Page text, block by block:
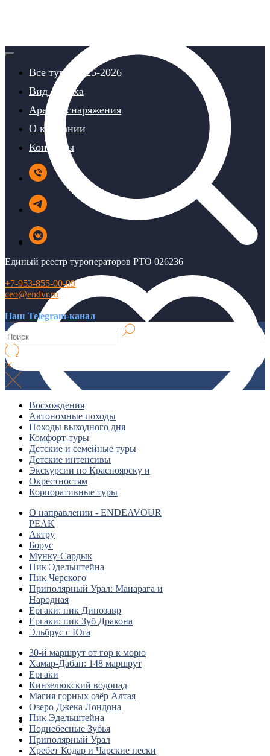
Все туры 2025-2026
Вид отдыха
Аренда снаряжения
О компании
Контакты
Единый реестр туроператоров РТО 026236
+7-953-855-00-09
ceo@endvr.ru
Наш Telegram-канал
Восхождения
Автономные походы
Походы выходного дня
Комфорт-туры
Детские и семейные туры
Детские интенсивы
Экскурсии по Красноярску и
Окрестностям
Корпоративные туры
О направлении - ENDEAVOUR
PEAK
Актру
Борус
Мунку-Сардык
Пик Эдельштейна
Пик Черского
Приполярный Урал: Манарага и
Народная
Ергаки: пик Динозавр
Ергаки: пик Зуб Дракона
Эльбрус с Юга
30-й маршрут от гор к морю
Хамар-Дабан: 148 маршрут
Ергаки
Кинзелюкский водопад
Магия горных озёр Алтая
Озеро Джека Лондона
Пик Эдельштейна
Поднебесные Зубья
Приполярный Урал
Хребет Кодар и Чарские пески